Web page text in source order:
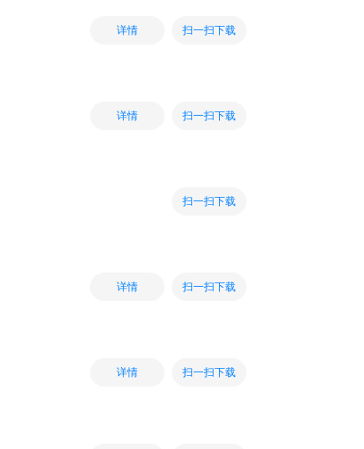
详情 扫一扫下载
详情 扫一扫下载
扫一扫下载
详情 扫一扫下载
详情 扫一扫下载